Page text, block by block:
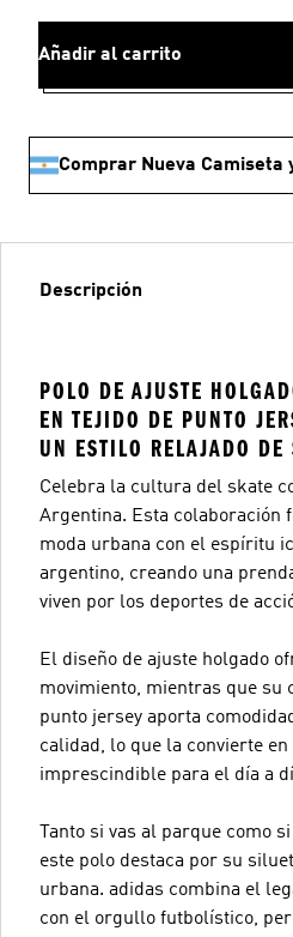
Añadir al carrito
Comprar Nueva Camiseta
Descripción
POLO DE AJUSTE
EN TEJIDO DE PUNTO
UN ESTILO RELAJADO DE
Celebra la cultura del skate
Argentina. Esta colaboración
moda urbana con el espíritu
argentino, creando una
viven por los deportes de
El diseño de ajuste holgado
movimiento, mientras que su
punto jersey aporta
calidad, lo que la convierte en
imprescindible para el día a
Tanto si vas al parque como
este polo destaca por su
urbana. adidas combina el
con el orgullo futbolístico,